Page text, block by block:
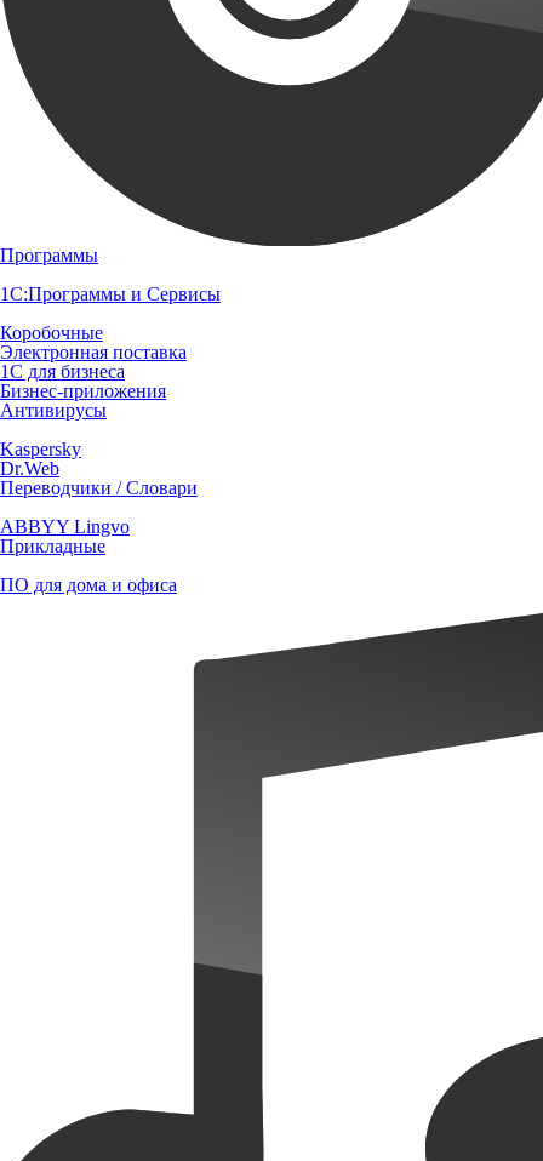
Программы
1С:Программы и Сервисы
Коробочные
Электронная поставка
1С для бизнеса
Бизнес-приложения
Антивирусы
Kaspersky
Dr.Web
Переводчики / Словари
ABBYY Lingvo
Прикладные
ПО для дома и офиса